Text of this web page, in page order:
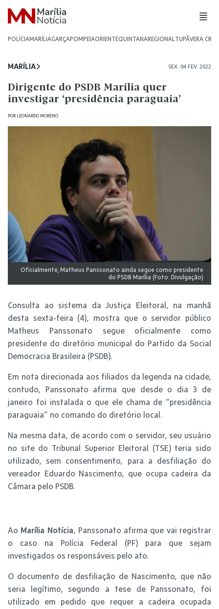
POLÍCIAMARÍLIAGARÇAPOMPEIAORIENTEQUINTANAREGIONALTUPÃVERA CRUZ
MARÍLIA SEX. 04 FEV. 2022
Dirigente do PSDB Marília quer
investigar ‘presidência paraguaia’
POR LEONARDO MORENO
Oficialmente, Matheus Panssonato ainda segue como presidente
do PSDB Marília (Foto: Divulgação)
Consulta ao sistema da Justiça Eleitoral, na manhã
desta sexta-feira (4), mostra que o servidor público
Matheus Panssonato segue oficialmente como
presidente do diretório municipal do Partido da Social
Democracia Brasileira (PSDB).
Em nota direcionada aos filiados da legenda na cidade,
contudo, Panssonato afirma que desde o dia 3 de
janeiro foi instalada o que ele chama de “presidência
paraguaia” no comando do diretório local.
Na mesma data, de acordo com o servidor, seu usuário
no site do Tribunal Superior Eleitoral (TSE) teria sido
utilizado, sem consentimento, para a desfiliação do
vereador Eduardo Nascimento, que ocupa cadeira da
Câmara pelo PSDB.
Ao Marília Notícia, Panssonato afirma que vai registrar
o caso na Polícia Federal (PF) para que sejam
investigados os responsáveis pelo ato.
O documento de desfiliação de Nascimento, que não
seria legítimo, segundo a tese de Panssonato, foi
utilizado em pedido que requer a cadeira ocupada